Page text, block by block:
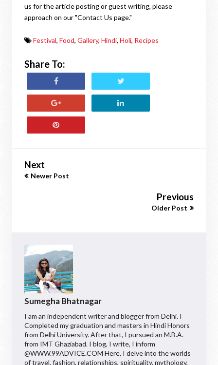
us for the article posting or guest writing, please
approach on our "Contact Us page."
Festival, Food, Gallery, Hindi, Holi, Recipes
Share To:
Next
Newer Post
Previous
Older Post
Sumegha Bhatnagar
I am an independent writer and blogger from Delhi. I
Completed my graduation and masters in Hindi Honors
from Delhi University. After that, I pursued an M.B.A.
from IMT Ghaziabad. I blog, I write, I inform
@WWW.99ADVICE.COM Here, I delve into the worlds
of travel, fashion, relationships, spirituality, mythology,